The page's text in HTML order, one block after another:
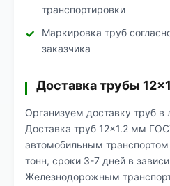
транспортировки
Маркировка труб
заказчика
Доставка трубы
Организуем доставку труб в
Доставка труб 12×1.2 мм
автомобильным
тонн, сроки 3-7 дней в
Железнодорожным